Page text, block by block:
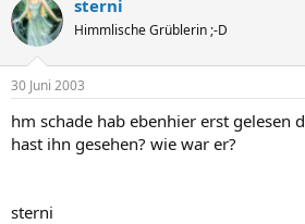
sterni
Himmlische Grüblerin ;-D
30 Juni 2003
hm schade hab ebenhier erst gelesen
hast ihn gesehen? wie war er?
sterni